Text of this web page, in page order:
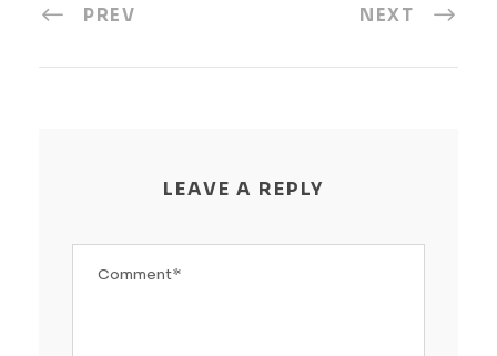
PREV NEXT
LEAVE A REPLY